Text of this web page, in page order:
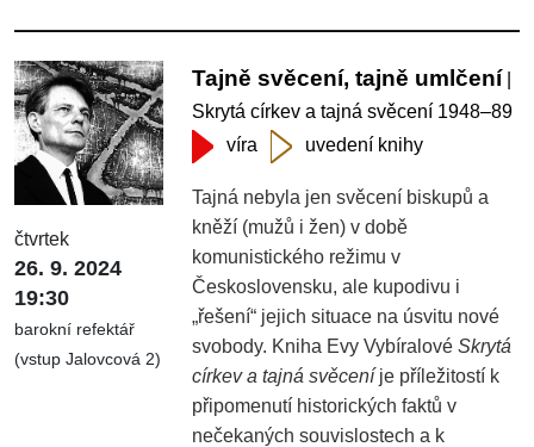
čtvrtek
26. 9. 2024
19:30
barokní refektář
(vstup Jalovcová 2)
Tajně svěcení, tajně umlčení
Skrytá církev a tajná svěcení 1948–89
víra
uvedení knihy
Tajná nebyla jen svěcení biskupů a
kněží (mužů i žen) v době
komunistického režimu v
Československu, ale kupodivu i
„řešení“ jejich situace na úsvitu nové
svobody. Kniha Evy VybíralovéSkrytá
církev a tajná svěceníje příležitostí k
připomenutí historických faktů v
nečekaných souvislostech a k